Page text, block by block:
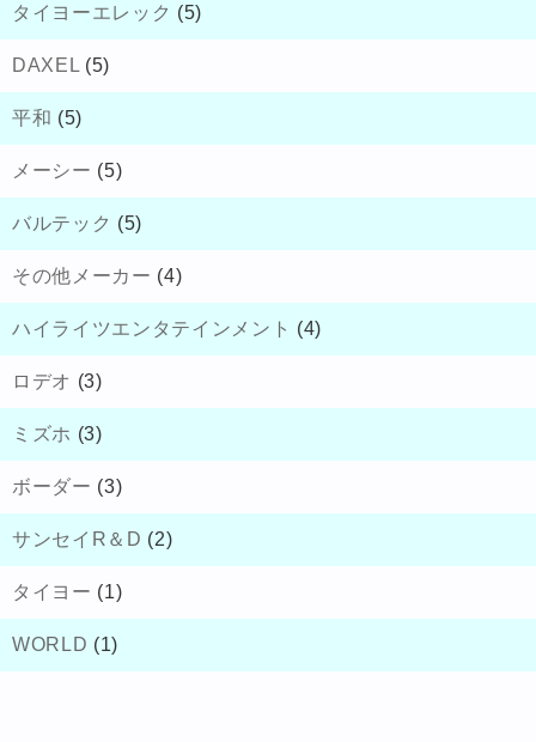
タイヨーエレック (5)
DAXEL (5)
平和 (5)
メーシー (5)
バルテック (5)
その他メーカー (4)
ハイライツエンタテインメント (4)
ロデオ (3)
ミズホ (3)
ボーダー (3)
サンセイR＆D (2)
タイヨー (1)
WORLD (1)